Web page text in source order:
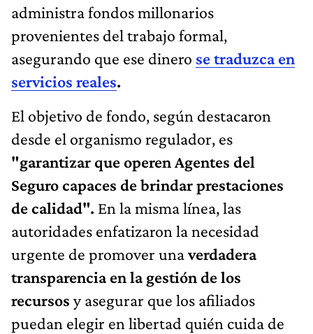
administra fondos millonarios
provenientes del trabajo formal,
asegurando que ese dinero se traduzca en
servicios reales.
El objetivo de fondo, según destacaron
desde el organismo regulador, es
"garantizar que operen Agentes del
Seguro capaces de brindar prestaciones
de calidad". En la misma línea, las
autoridades enfatizaron la necesidad
urgente de promover unaverdadera
transparencia en la gestión de los
recursos y asegurar que los afiliados
puedan elegir en libertad quién cuida de